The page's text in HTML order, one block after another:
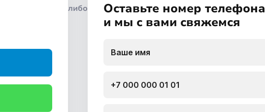
либо
Оставьте номер телефона
и мы с вами свяжемся